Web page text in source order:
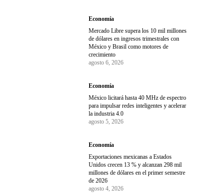
Economía
Mercado Libre supera los 10 mil millones
de dólares en ingresos trimestrales con
México y Brasil como motores de
crecimiento
agosto 6, 2026
Economía
México licitará hasta 40 MHz de espectro
para impulsar redes inteligentes y acelerar
la industria 4.0
agosto 5, 2026
Economía
Exportaciones mexicanas a Estados
Unidos crecen 13 % y alcanzan 298 mil
millones de dólares en el primer semestre
de 2026
agosto 4, 2026